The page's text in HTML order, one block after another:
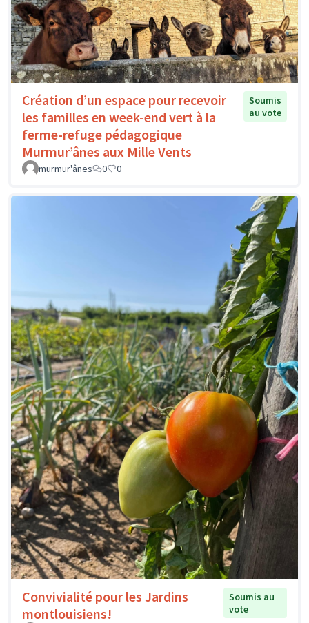
Création d’un espace pour recevoir
les familles en week-end vert à la
ferme-refuge pédagogique
Murmur’ânes aux Mille Vents
Soumis
au vote
murmur'ânes 0 0
Convivialité pour les Jardins
montlouisiens!
Soumis au
vote